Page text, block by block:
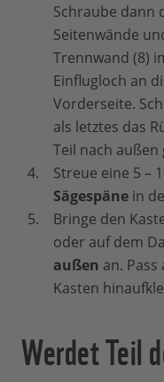
Schraube dann
Seitenwände
Trennwand (8)
Einflugloch an
Vorderseite.
als letztes das
Teil nach
Streue eine 5 –
Sägespäne in
Bringe den
oder auf dem
außen an.
Kasten
Werdet Teil